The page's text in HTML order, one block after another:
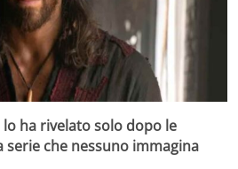
lo ha rivelato solo dopo le
serie che nessuno immagina